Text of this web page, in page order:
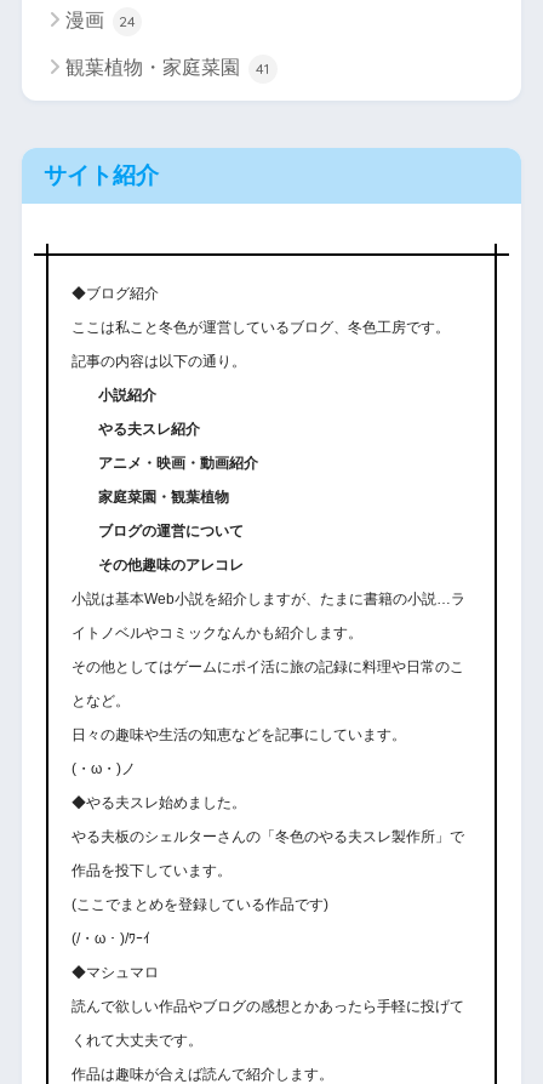
漫画 24
観葉植物・家庭菜園 41
サイト紹介
◆ブログ紹介
ここは私こと冬色が運営しているブログ、冬色工房です。
記事の内容は以下の通り。
小説紹介
やる夫スレ紹介
アニメ・映画・動画紹介
家庭菜園・観葉植物
ブログの運営について
その他趣味のアレコレ
小説は基本Web小説を紹介しますが、たまに書籍の小説…ラ
イトノベルやコミックなんかも紹介します。
その他としてはゲームにポイ活に旅の記録に料理や日常のこ
となど。
日々の趣味や生活の知恵などを記事にしています。
(・ω・)ノ
◆やる夫スレ始めました。
やる夫板のシェルターさんの「冬色のやる夫スレ製作所」で
作品を投下しています。
(ここでまとめを登録している作品です)
(/・ω・)/ﾜｰｲ
◆マシュマロ
読んで欲しい作品やブログの感想とかあったら手軽に投げて
くれて大丈夫です。
作品は趣味が合えば読んで紹介します。